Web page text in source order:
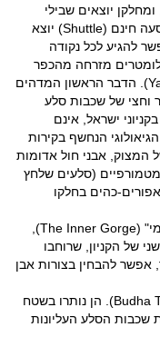
יוצאים שבילי
הליכה, היורדים אל קרקעית הקניון. שירות הסעה חינם (Shuttle) יוצא
להגיע לכל נקודה
מזרחה מהכפר
נמצאת נקודת התצפית יאקי פוינט (Yaki Point). הדבר הראשון המדהים
וחצי של שכבות סלע
ישראל, אינם
400 מטר). החתך הגיאולוגי הנחשף בקירות
המצוק, אבני חול אדומות
מטמורפיים (סלעים שלחץ
כהים בחלקו
החלק התחתון של הקניון מכונה "הנקיק הפנימי" (The Inner Gorge),
של הקניון, שרוחבו
אפשר להבחין בצורות אבן
(Zoroaster Temple) ומקדש בודהה (Budha Temple). הן נותרו בשטח
שכבות הסלע העליונות